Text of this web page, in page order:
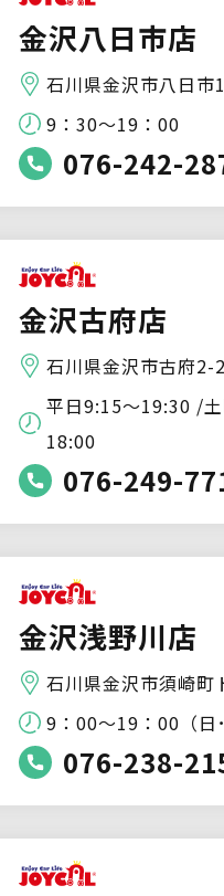
金沢八日市店
石川県金沢市八日市
9：30～19：00
076-242-
金沢古府店
石川県金沢市古府2-
平日9:15～19:30 /
18:00
076-249-
金沢浅野川店
石川県金沢市須崎町
9：00～19：00（
076-238-